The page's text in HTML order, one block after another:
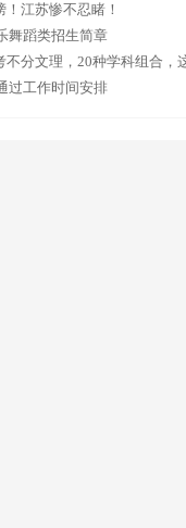
江苏惨不忍睹！
舞蹈类招生简章
不分文理，20种学科组合，
过工作时间安排